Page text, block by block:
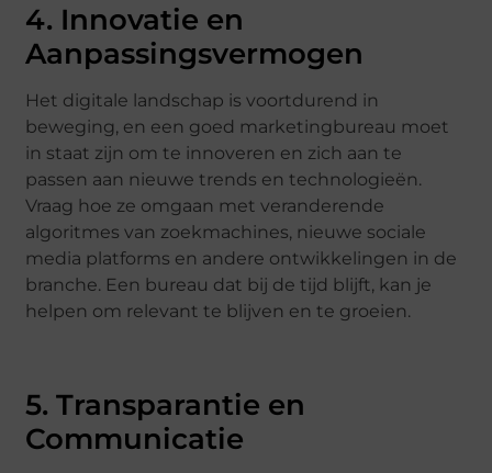
4. Innovatie en
Aanpassingsvermogen
Het digitale landschap is voortdurend in
beweging, en een goed marketingbureau moet
in staat zijn om te innoveren en zich aan te
passen aan nieuwe trends en technologieën.
Vraag hoe ze omgaan met veranderende
algoritmes van zoekmachines, nieuwe sociale
media platforms en andere ontwikkelingen in de
branche. Een bureau dat bij de tijd blijft, kan je
helpen om relevant te blijven en te groeien.
5. Transparantie en
Communicatie